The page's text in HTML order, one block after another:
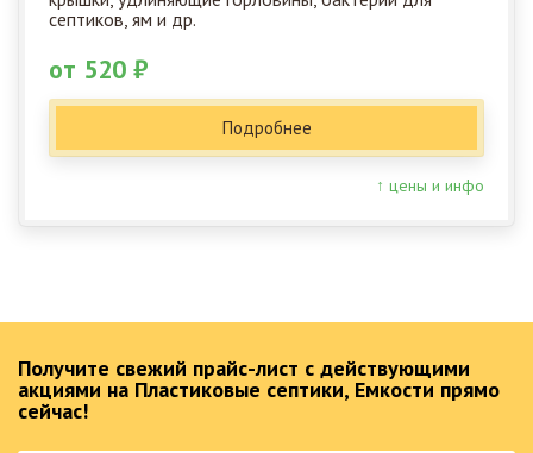
септиков, ям и др.
от 520 ₽
Подробнее
↑ цены и инфо
Получите свежий прайс-лист с действующими
акциями на Пластиковые септики, Емкости прямо
сейчас!